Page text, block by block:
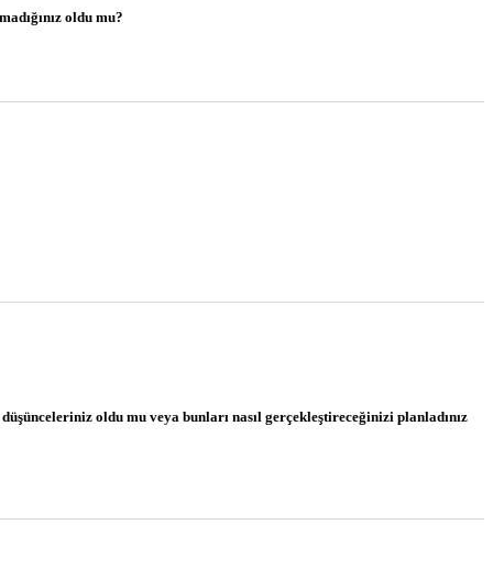
oldu mu?
oldu mu veya bunları nasıl gerçekleştireceğinizi planladınız